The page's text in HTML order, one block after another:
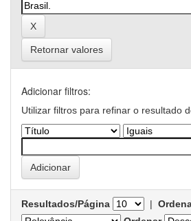
Retornar valores
Adicionar filtros:
Utilizar filtros para refinar o resultado
Resultados/Página |